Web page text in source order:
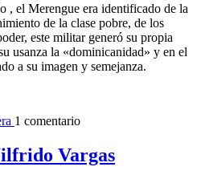
, el Merengue era identificado de la
de la clase pobre, de los
este militar generó su propia
usanza la «dominicanidad» y en el
a su imagen y semejanza.
1 comentario
Vargas